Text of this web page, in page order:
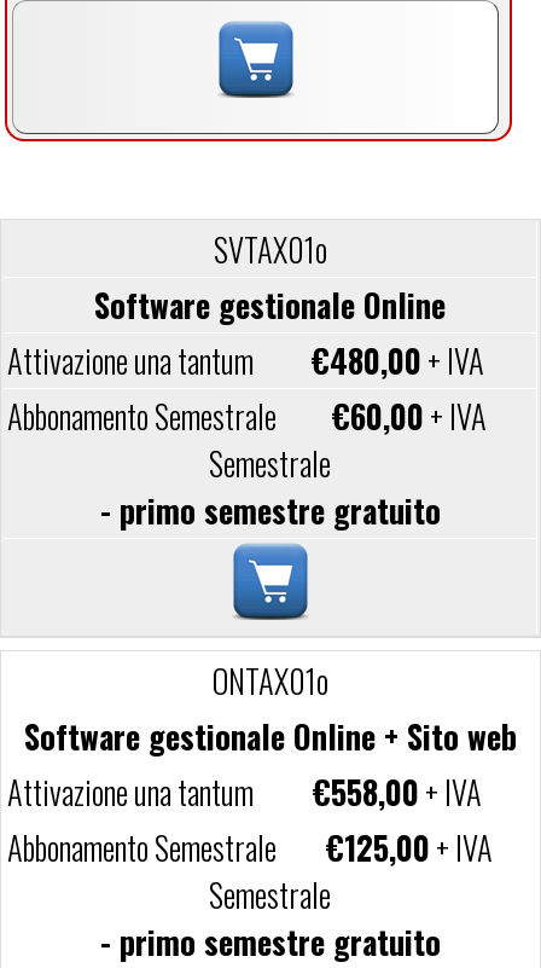
SVTAX01o
Software gestionale Online
€480,00+ IVA
€60,00+ IVA
Semestrale
- primo semestre gratuito
ONTAX01o
Software gestionale Online + Sito web
€558,00+ IVA
€125,00+ IVA
Semestrale
- primo semestre gratuito